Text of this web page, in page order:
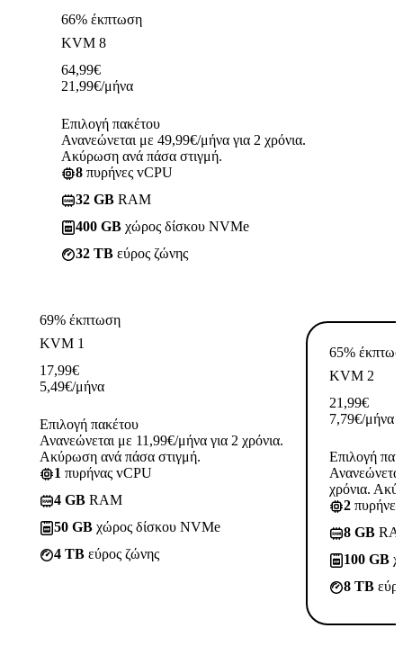
66% έκπτωση
KVM 8
64,99€
21,99€/μήνα
Επιλογή πακέτου
Ανανεώνεται με 49,99€/μήνα για 2 χρόνια.
Ακύρωση ανά πάσα στιγμή.
8 πυρήνες vCPU
32 GB RAM
400 GB χώρος δίσκου NVMe
32 TB εύρος ζώνης
69% έκπτωση
KVM 1
17,99€
5,49€/μήνα
Επιλογή πακέτου
Ανανεώνεται με 11,99€/μήνα για 2 χρόνια.
Ακύρωση ανά πάσα στιγμή.
1 πυρήνας vCPU
4 GB RAM
50 GB χώρος δίσκου NVMe
4 TB εύρος ζώνης
65%
KVM 2
21,99€
7,79€/μήνα
Επιλογή
χρόνια.
2
8 GB
100 GB
8 TB